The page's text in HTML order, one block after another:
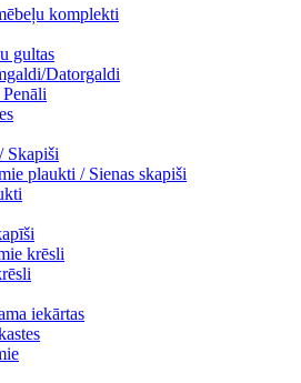
komplekti
gultas
Datorgaldi
Skapiši
plaukti / Sienas skapiši
krēsli
iekārtas